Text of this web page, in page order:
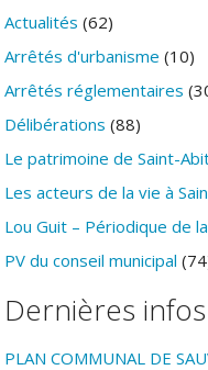
Actualités (62)
Arrêtés d'urbanisme (10)
Arrêtés réglementaires
Délibérations (88)
Le patrimoine de Saint-
Les acteurs de la vie à
Lou Guit – Périodique de
PV du conseil municipal
Dernières infos
PLAN COMMUNAL DE